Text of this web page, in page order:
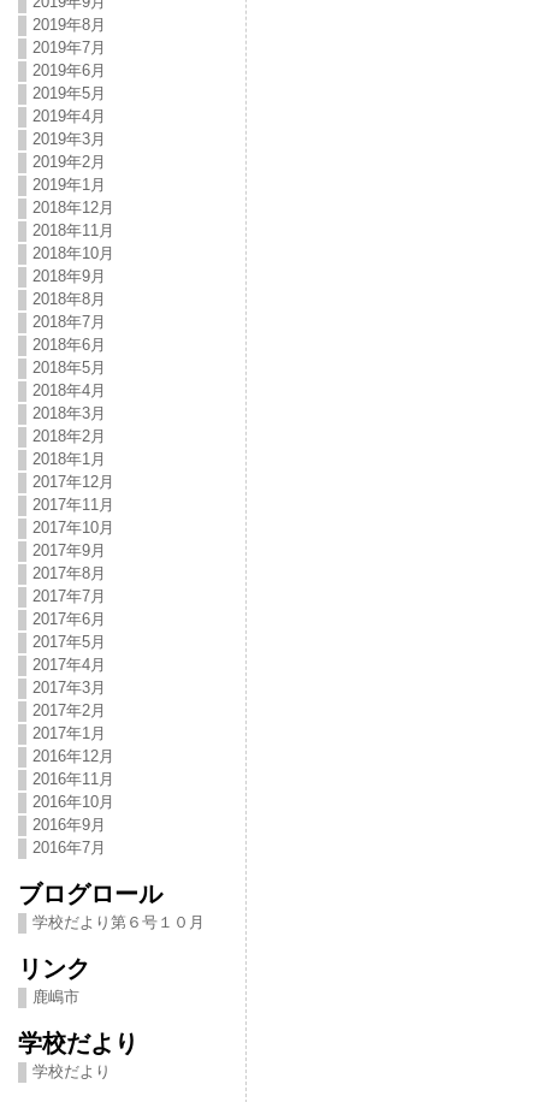
2019年8月
2019年7月
2019年6月
2019年5月
2019年4月
2019年3月
2019年2月
2019年1月
2018年12月
2018年11月
2018年10月
2018年9月
2018年8月
2018年7月
2018年6月
2018年5月
2018年4月
2018年3月
2018年2月
2018年1月
2017年12月
2017年11月
2017年10月
2017年9月
2017年8月
2017年7月
2017年6月
2017年5月
2017年4月
2017年3月
2017年2月
2017年1月
2016年12月
2016年11月
2016年10月
2016年9月
2016年7月
ブログロール
学校だより第６号１０月
リンク
鹿嶋市
学校だより
学校だより